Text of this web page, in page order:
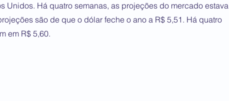
Unidos. Há quatro semanas, as projeções do mercado estava
são de que o dólar feche o ano a R$ 5,51. Há quatro
em R$ 5,60.